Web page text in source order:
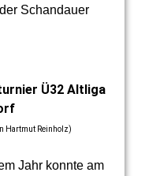
Schandauer
Ü32 Altliga
Hartmut Reinholz)
Jahr konnte am